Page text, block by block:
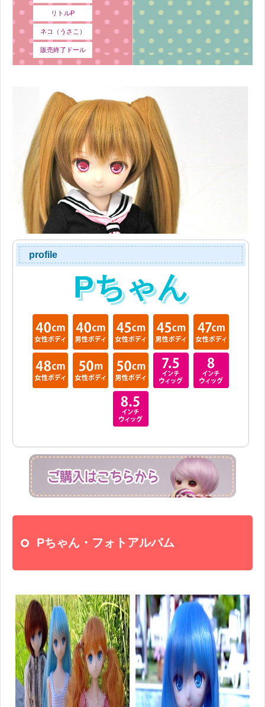
リトルP
ネコ（うさこ）
販売終了ドール
profile
Pちゃん
Pちゃん・フォトアルバム